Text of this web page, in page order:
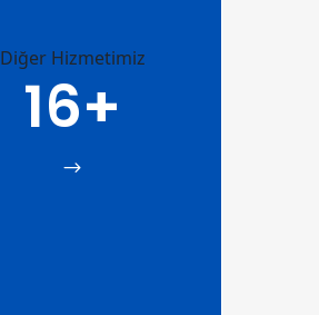
Diğer Hizmetimiz
16+